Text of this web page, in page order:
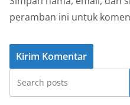
peramban ini untuk